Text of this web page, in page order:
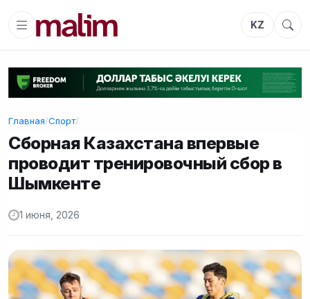
KZ
Главная/Спорт/
Сборная Казахстана впервые
проводит тренировочный сбор в
Шымкенте
1 июня, 2026